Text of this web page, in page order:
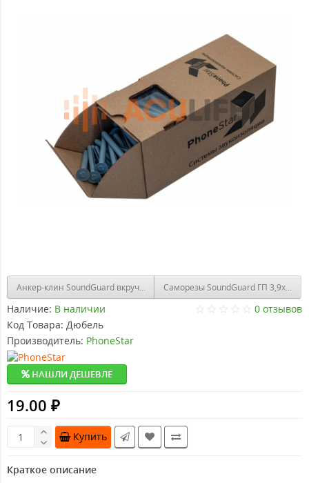
Анкер-клин SoundGuard вкручиваемый 6х65 (50 штук)
Саморезы SoundGuard ГП 3,9х30
Наличие: В наличии
0 отзывов
Код Товара: Дюбель
Производитель: PhoneStar
НАШЛИ ДЕШЕВЛЕ
19.00 ₽
Купить
Краткое описание